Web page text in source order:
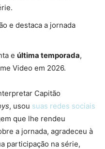
e destaca a jornada
e última temporada,
Video em 2026.
Capitão
, usou suas redes sociais
que lhe rendeu
a jornada, agradeceu à
participação na série,